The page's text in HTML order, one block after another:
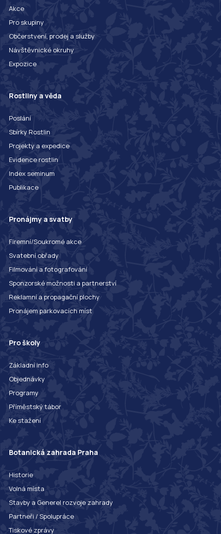
Akce
Pro skupiny
Občerstvení, prodej a služby
Návštěvnické okruhy
Expozice
Rostliny a věda
Poslání
Sbírky Rostlin
Projekty a expedice
Evidence rostlin
Index seminum
Publikace
Pronájmy a svatby
Firemní/Soukromé akce
Svatební obřady
Filmování a fotografování
Sponzorské možnosti a partnerství
Reklamní a propagační plochy
Pronájem parkovacích míst
Pro školy
Základní info
Objednávky
Programy
Příměstský tábor
Ke stažení
Botanická zahrada Praha
Historie
Volná místa
Stavby a Generel rozvoje zahrady
Partneři / Spolupráce
Tiskové zprávy